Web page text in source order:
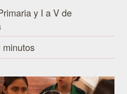
y I a V de
minutos